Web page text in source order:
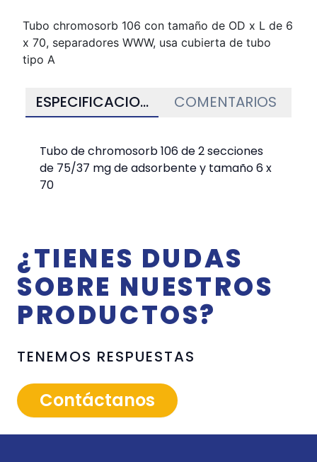
Tubo chromosorb 106 con tamaño de OD x L de 6
x 70, separadores WWW, usa cubierta de tubo
tipo A
ESPECIFICACIONES COMENTARIOS
Tubo de chromosorb 106 de 2 secciones
de 75/37 mg de adsorbente y tamaño 6 x
70
¿TIENES DUDAS
SOBRE NUESTROS
PRODUCTOS?
TENEMOS RESPUESTAS
Contáctanos